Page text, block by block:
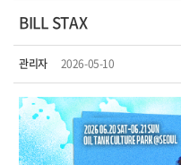
BILL STAX
관리자 2026-05-10